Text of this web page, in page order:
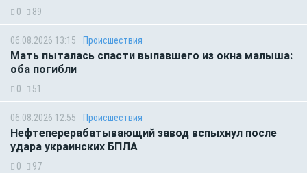
0 89
06.08.2026 13:15 Происшествия
Мать пыталась спасти выпавшего из окна малыша:
оба погибли
0 51
06.08.2026 12:55 Происшествия
Нефтеперерабатывающий завод вспыхнул после
удара украинских БПЛА
0 97